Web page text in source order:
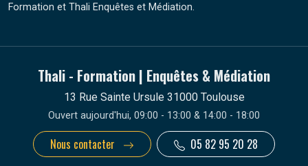
Formation et Thali Enquêtes et Médiation.
Thali - Formation | Enquêtes & Médiation
13 Rue Sainte Ursule 31000 Toulouse
Ouvert aujourd'hui, 09:00 - 13:00 & 14:00 - 18:00
Nous contacter 05 82 95 20 28